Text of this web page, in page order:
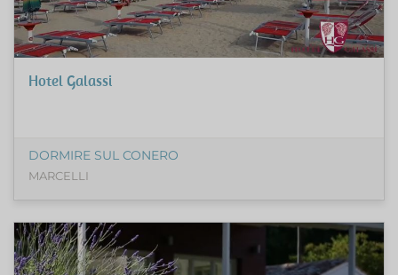
Hotel Galassi
DORMIRE SUL CONERO
MARCELLI